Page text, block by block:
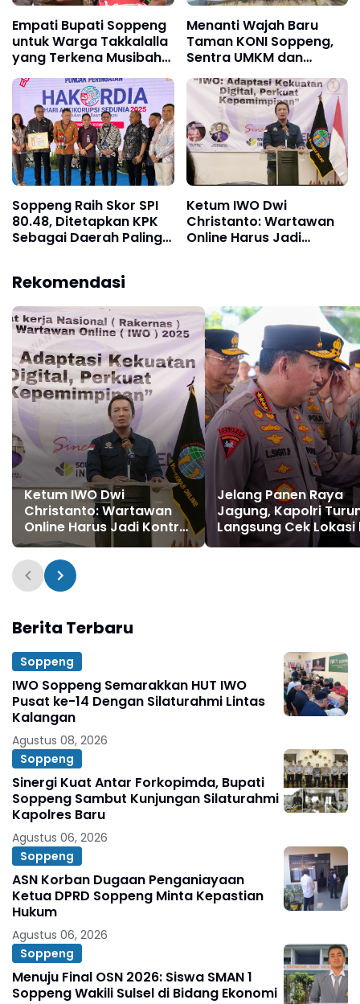
Empati Bupati Soppeng
untuk Warga Takkalalla
yang Terkena Musibah
Kebakaran
Menanti Wajah Baru
Taman KONI Soppeng,
Sentra UMKM dan
Kuliner
Soppeng Raih Skor SPI
80.48, Ditetapkan KPK
Sebagai Daerah Paling
Ketum IWO Dwi
Christanto: Wartawan
Online Harus Jadi
Rekomendasi
Ketum IWO Dwi
Christanto: Wartawan
Online Harus Jadi Kontrol
Sosial Fundamental di
Era Digital
Jelang Panen Raya
Jagung, Kapolri
Langsung Cek Lokasi
Kalbar
Berita Terbaru
Soppeng
IWO Soppeng Semarakkan HUT IWO
Pusat ke-14 Dengan Silaturahmi Lintas
Kalangan
Agustus 08, 2026
Soppeng
Sinergi Kuat Antar Forkopimda, Bupati
Soppeng Sambut Kunjungan Silaturahmi
Kapolres Baru
Agustus 06, 2026
Soppeng
ASN Korban Dugaan Penganiayaan
Ketua DPRD Soppeng Minta Kepastian
Hukum
Agustus 06, 2026
Soppeng
Menuju Final OSN 2026: Siswa SMAN 1
Soppeng Wakili Sulsel di Bidang Ekonomi